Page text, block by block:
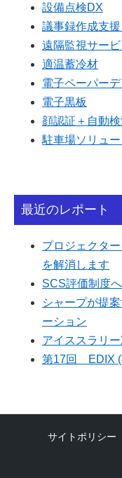
設備点検DX
議事録作成支
遠隔監視サービ
適温蓄冷材
電子ペーパー
電子黒板
顔認証＋自動
駐車場ソリュ
最近のレポート
プロジェクタ
を解消します
SCS評価制度
シャープが提
ーション
アイススラリ
第17回 EDIX (
サイトポリシー